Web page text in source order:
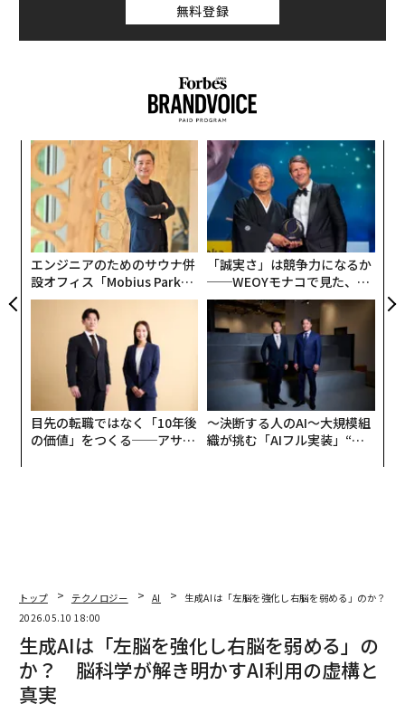
無料登録
エンジニアのためのサウナ併
設オフィス「Mobius Park」
がオープン──タマディック
が健康経営を徹底する理由
「誠実さ」は競争力になるか
──WEOYモナコで見た、く
ら寿司の経営哲学
目先の転職ではなく「10年後
の価値」をつくる──アサイ
〜決断する人のAI〜大規模組
織が挑む「AIフル実装」“使
トップ テクノロジー AI
生成AIは「左脳を強化し右脳を弱める」のか？
2026.05.10 18:00
生成AIは「左脳を強化し右脳を弱める」の
か？ 脳科学が解き明かすAI利用の虚構と
真実